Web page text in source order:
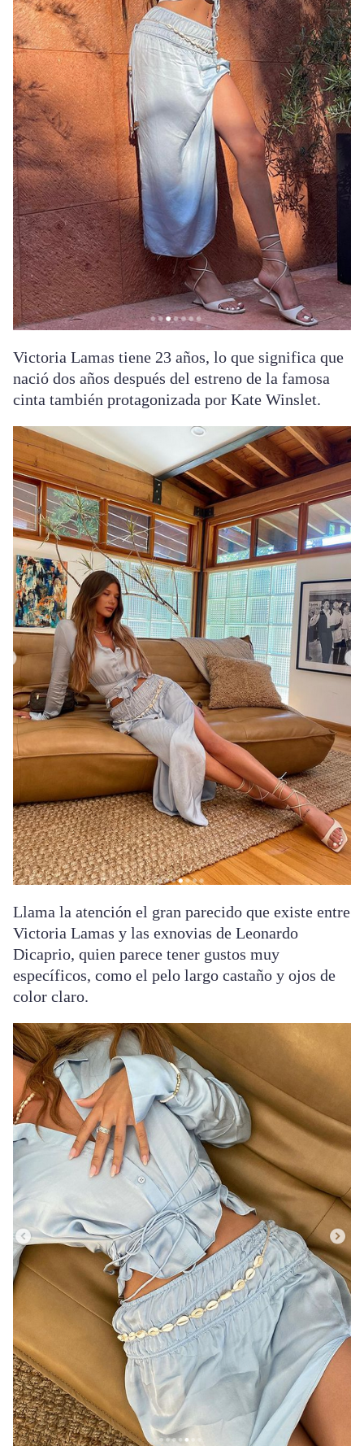
Victoria Lamas tiene 23 años, lo que significa que
nació dos años después del estreno de la famosa
cinta también protagonizada por Kate Winslet.
Llama la atención el gran parecido que existe entre
Victoria Lamas y las exnovias de Leonardo
Dicaprio, quien parece tener gustos muy
específicos, como el pelo largo castaño y ojos de
color claro.